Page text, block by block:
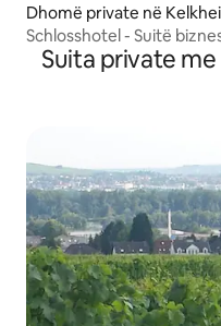
Dhomë private në
Schlosshotel - Suitë
Suita private